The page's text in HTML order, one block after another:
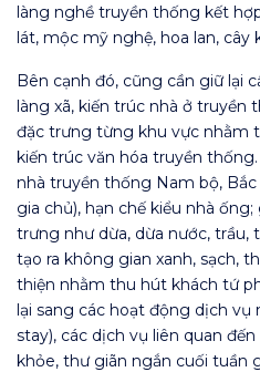
làng nghề truyền thống kết
lát, mộc mỹ nghệ, hoa lan, cây
Bên cạnh đó, cũng cần giữ lại
làng xã, kiến trúc nhà ở truyền
đặc trưng từng khu vực nhằm
kiến trúc văn hóa truyền
nhà truyền thống Nam bộ,
gia chủ), hạn chế kiểu nhà
trưng như dừa, dừa nước, trầu,
tạo ra không gian xanh, sạch,
thiện nhằm thu hút khách tứ
lại sang các hoạt động dịch vụ
stay), các dịch vụ liên quan
khỏe, thư giãn ngắn cuối tuần